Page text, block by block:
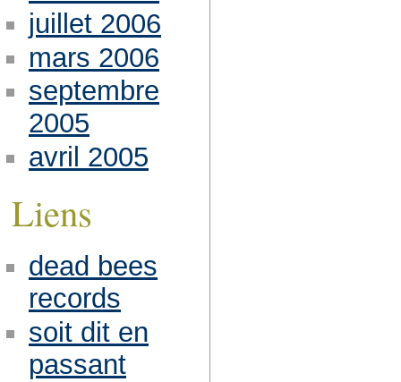
juillet 2006
mars 2006
septembre
2005
avril 2005
Liens
dead bees
records
soit dit en
passant